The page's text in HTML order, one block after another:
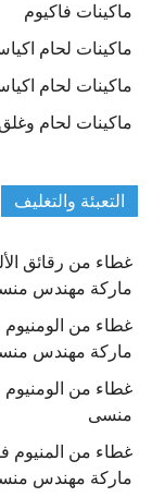
ماكينات فاكيوم
ماكينات لحام
ماكينات لحام
ماكينات لحام وغلق
التعبئة والتغليف
غطاء من رقائق
ماركة مهندس
غطاء من الومنيوم
ماركة مهندس
غطاء من
منسى
غطاء من المنيوم
ماركة مهندس